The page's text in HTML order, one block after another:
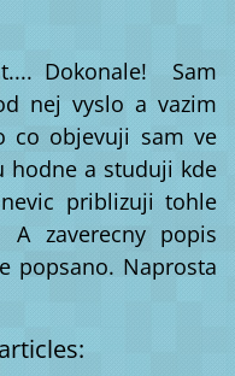
Dokonale! Sam
nej vyslo a vazim
co objevuji sam ve
hodne a studuji kde
priblizuji tohle
zaverecny popis
popsano. Naprosta